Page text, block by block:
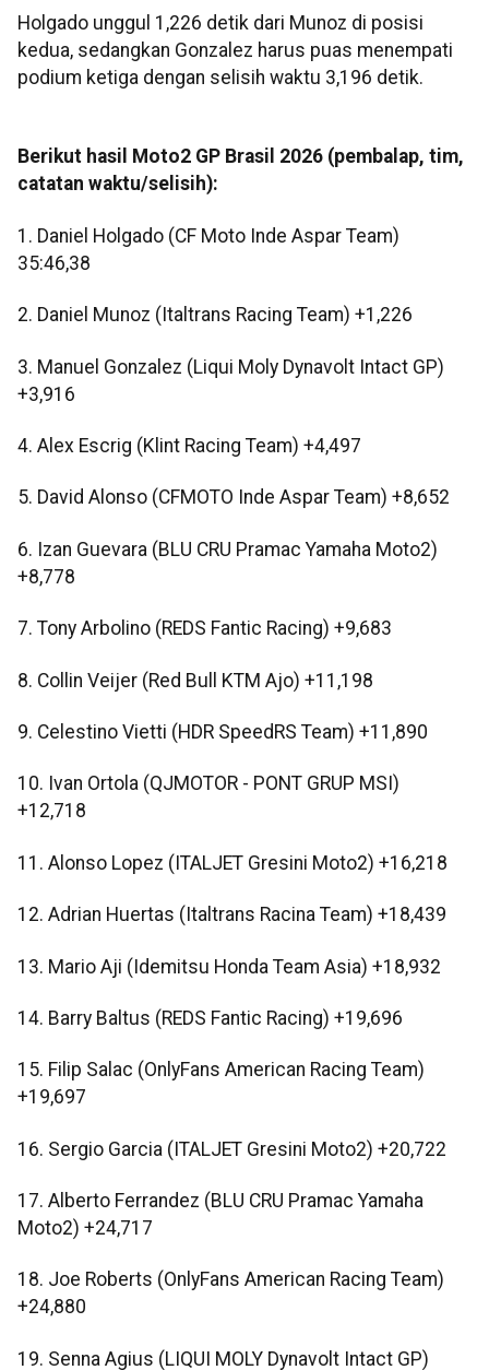
Holgado unggul 1,226 detik dari Munoz di posisi
kedua, sedangkan Gonzalez harus puas menempati
podium ketiga dengan selisih waktu 3,196 detik.
Berikut hasil Moto2 GP Brasil 2026 (pembalap, tim,
catatan waktu/selisih):
1. Daniel Holgado (CF Moto Inde Aspar Team)
35:46,38
2. Daniel Munoz (Italtrans Racing Team) +1,226
3. Manuel Gonzalez (Liqui Moly Dynavolt Intact GP)
+3,916
4. Alex Escrig (Klint Racing Team) +4,497
5. David Alonso (CFMOTO Inde Aspar Team) +8,652
6. Izan Guevara (BLU CRU Pramac Yamaha Moto2)
+8,778
7. Tony Arbolino (REDS Fantic Racing) +9,683
8. Collin Veijer (Red Bull KTM Ajo) +11,198
9. Celestino Vietti (HDR SpeedRS Team) +11,890
10. Ivan Ortola (QJMOTOR - PONT GRUP MSI)
+12,718
11. Alonso Lopez (ITALJET Gresini Moto2) +16,218
12. Adrian Huertas (Italtrans Racina Team) +18,439
13. Mario Aji (Idemitsu Honda Team Asia) +18,932
14. Barry Baltus (REDS Fantic Racing) +19,696
15. Filip Salac (OnlyFans American Racing Team)
+19,697
16. Sergio Garcia (ITALJET Gresini Moto2) +20,722
17. Alberto Ferrandez (BLU CRU Pramac Yamaha
Moto2) +24,717
18. Joe Roberts (OnlyFans American Racing Team)
+24,880
19. Senna Agius (LIQUI MOLY Dynavolt Intact GP)